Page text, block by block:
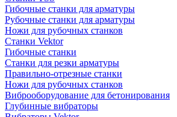
Гибочные станки для арматуры
Рубочные станки для арматуры
Ножи для рубочных станков
Станки Vektor
Гибочные станки
Станки для резки арматуры
Правильно-отрезные станки
Ножи для рубочных станков
Виброоборудование для бетонирования
Глубинные вибраторы